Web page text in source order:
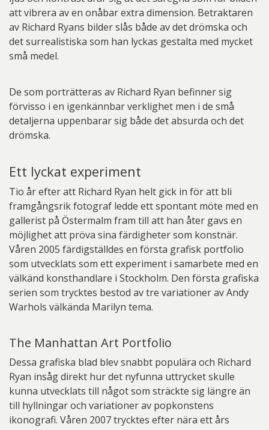
att vibrera av en onåbar extra dimension. Betraktaren
av Richard Ryans bilder slås både av det drömska och
det surrealistiska som han lyckas gestalta med mycket
små medel.
De som porträtteras av Richard Ryan befinner sig
förvisso i en igenkännbar verklighet men i de små
detaljerna uppenbarar sig både det absurda och det
drömska.
Ett lyckat experiment
Tio år efter att Richard Ryan helt gick in för att bli
framgångsrik fotograf ledde ett spontant möte med en
gallerist på Östermalm fram till att han åter gavs en
möjlighet att pröva sina färdigheter som konstnär.
Våren 2005 färdigställdes en första grafisk portfolio
som utvecklats som ett experiment i samarbete med en
välkänd konsthandlare i Stockholm. Den första grafiska
serien som trycktes bestod av tre variationer av Andy
Warhols välkända Marilyn tema.
The Manhattan Art Portfolio
Dessa grafiska blad blev snabbt populära och Richard
Ryan insåg direkt hur det nyfunna uttrycket skulle
kunna utvecklats till något som sträckte sig längre än
till hyllningar och variationer av popkonstens
ikonografi. Våren 2007 trycktes efter nära ett års